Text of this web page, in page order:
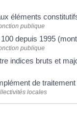
éléments
publique
depuis 1995
publique
indices bruts et
de
locales